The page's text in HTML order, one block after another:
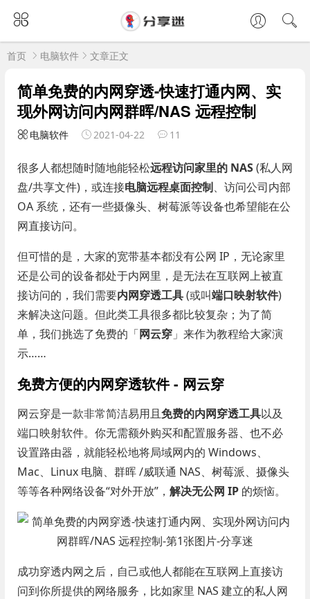
首页 电脑软件 文章正文
简单免费的内网穿透-快速打通内网、实
现外网访问内网群晖/NAS 远程控制
电脑软件 2021-04-22 11
很多人都想随时随地能轻松远程访问家里的 NAS(私人网
盘/共享文件)，或连接电脑远程桌面控制、访问公司内部
OA 系统，还有一些摄像头、树莓派等设备也希望能在公
网直接访问。
但可惜的是，大家的宽带基本都没有公网 IP，无论家里
还是公司的设备都处于内网里，是无法在互联网上被直
接访问的，我们需要内网穿透工具(或叫端口映射软件)
来解决这问题。但此类工具很多都比较复杂；为了简
单，我们挑选了免费的「网云穿」来作为教程给大家演
示……
免费方便的内网穿透软件 - 网云穿
网云穿是一款非常简洁易用且免费的内网穿透工具以及
端口映射软件。你无需额外购买和配置服务器、也不必
设置路由器，就能轻松地将局域网内的 Windows、
Mac、Linux 电脑、群晖 /威联通 NAS、树莓派、摄像头
等等各种网络设备“对外开放”， 解决无公网 IP的烦恼。
成功穿透内网之后，自己或他人都能在互联网上直接访
问到你所提供的网络服务，比如家里 NAS 建立的私人网